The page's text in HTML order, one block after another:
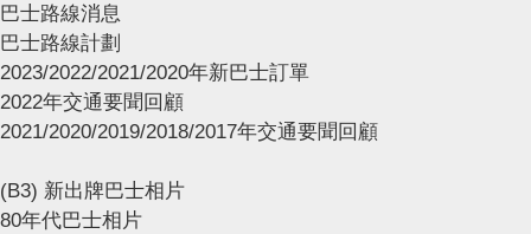
巴士路線消息
巴士路線計劃
2023/2022/2021/2020年新巴士訂單
2022年交通要聞回顧
2021/2020/2019/2018/2017年交通要聞回顧
(B3) 新出牌巴士相片
80年代巴士相片